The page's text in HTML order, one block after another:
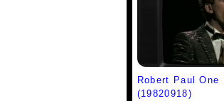
Robert Paul One
(19820918)